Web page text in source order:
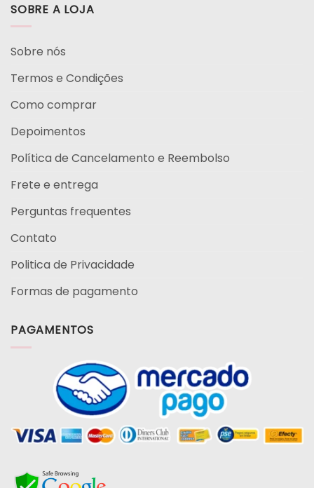
SOBRE A LOJA
Sobre nós
Termos e Condições
Como comprar
Depoimentos
Política de Cancelamento e Reembolso
Frete e entrega
Perguntas frequentes
Contato
Politica de Privacidade
Formas de pagamento
PAGAMENTOS